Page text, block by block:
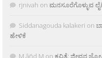
rjnivah on ಮನಸೂರೆಗೊಳ್ಳುವ
Siddanagouda kalakeri on
ಹೇಳಿಕೆ
M âñd M on ಕವಿತೆ: ಜೀವನ